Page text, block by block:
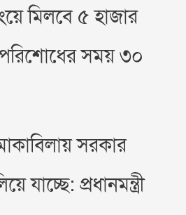
মিলবে ৫ হাজার
পরিশোধের সময় ৩০
সরকার
যাচ্ছে: প্রধানমন্ত্রী